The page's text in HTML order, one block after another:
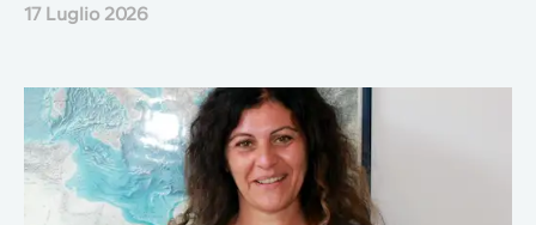
17 Luglio 2026